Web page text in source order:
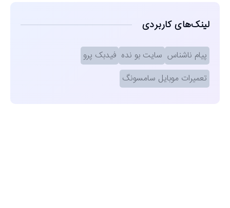
لینک‌های کاربردی
پیام ناشناس سایت بو نده فیدبک پرو
تعمیرات موبایل سامسونگ